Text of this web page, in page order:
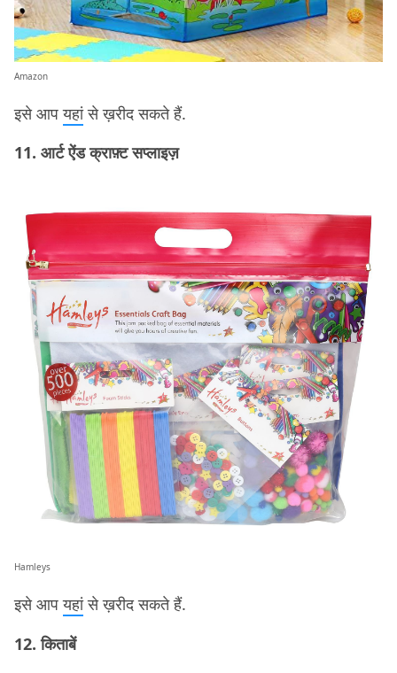
Amazon
इसे आपयहांसे ख़रीद सकते हैं.
11. आर्ट ऐंड क्राफ़्ट सप्लाइज़
Hamleys
इसे आपयहांसे ख़रीद सकते हैं.
12. किताबें